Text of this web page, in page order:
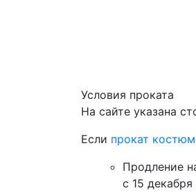
Условия проката
На сайте указана
Если прокат
Продление
с 15